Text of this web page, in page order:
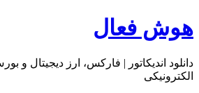
هوش فعال
دانلود اندیکاتور | فارکس، ارز دیجیتال و
الکترونیکی